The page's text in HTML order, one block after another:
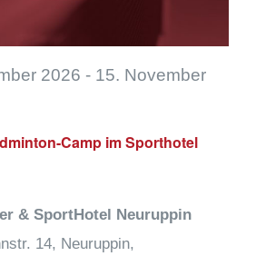
Camp im Sporthotel
2026 - 15. November
& SportHotel Neuruppin
14, Neuruppin,